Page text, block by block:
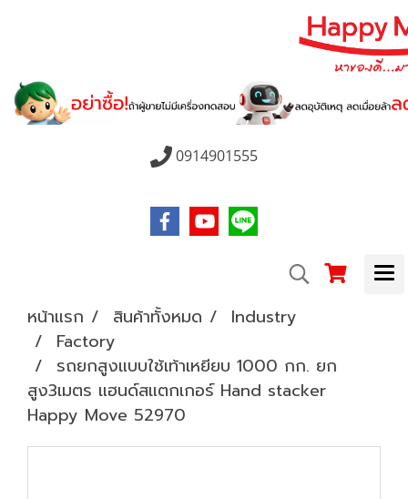
0914901555
หน้าแรก สินค้าทั้งหมด
Industry
Factory
รถยกสูงแบบใช้เท้าเหยียบ 1000 กก. ยก
สูง3เมตร แฮนด์สแตกเกอร์ Hand stacker
Happy Move 52970